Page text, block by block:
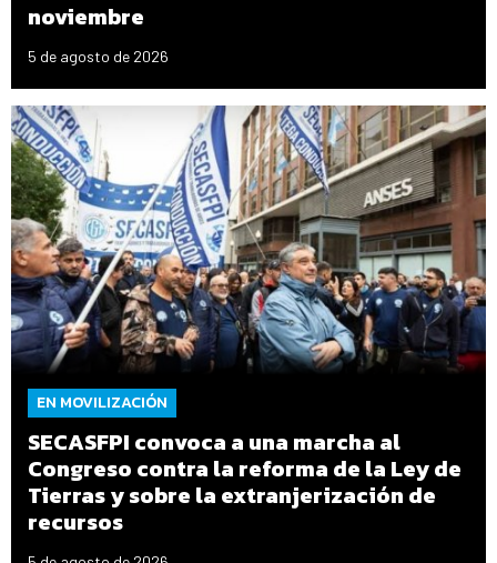
noviembre
5 de agosto de 2026
EN MOVILIZACIÓN
SECASFPI convoca a una marcha al
Congreso contra la reforma de la Ley de
Tierras y sobre la extranjerización de
recursos